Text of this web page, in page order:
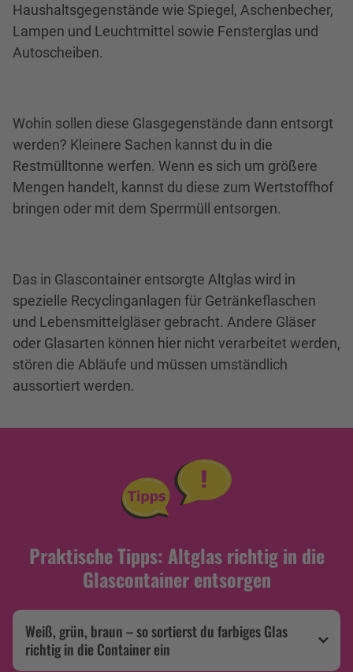
Haushaltsgegenstände wie Spiegel, Aschenbecher,
Lampen und Leuchtmittel sowie Fensterglas und
Autoscheiben.
Wohin sollen diese Glasgegenstände dann entsorgt
werden? Kleinere Sachen kannst du in die
Restmülltonne werfen. Wenn es sich um größere
Mengen handelt, kannst du diese zum Wertstoffhof
bringen oder mit dem Sperrmüll entsorgen.
Das in Glascontainer entsorgte Altglas wird in
spezielle Recyclinganlagen für Getränkeflaschen
und Lebensmittelgläser gebracht. Andere Gläser
oder Glasarten können hier nicht verarbeitet werden,
stören die Abläufe und müssen umständlich
aussortiert werden.
Praktische Tipps: Altglas richtig in die
Glascontainer entsorgen
Weiß, grün, braun – so sortierst du farbiges Glas
richtig in die Container ein